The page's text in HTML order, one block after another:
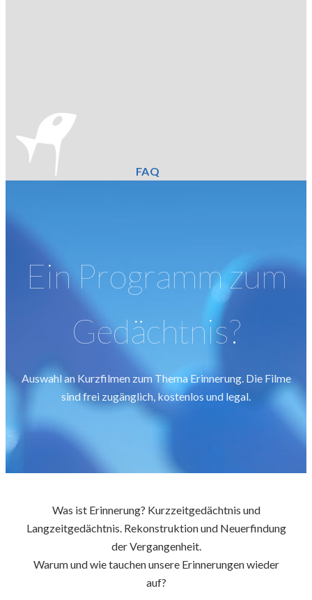
FAQ
Ein Programm zum
Gedächtnis?
Auswahl an Kurzfilmen zum Thema Erinnerung. Die Filme
sind frei zugänglich, kostenlos und legal.
Was ist Erinnerung? Kurzzeitgedächtnis und
Langzeitgedächtnis. Rekonstruktion und Neuerfindung
der Vergangenheit.
Warum und wie tauchen unsere Erinnerungen wieder
auf?